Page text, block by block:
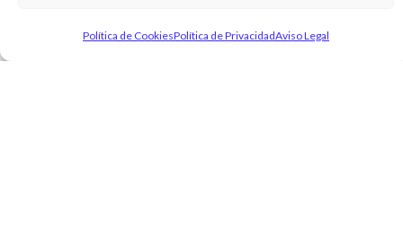
Política de CookiesPolítica de PrivacidadAviso Legal
Información Importante